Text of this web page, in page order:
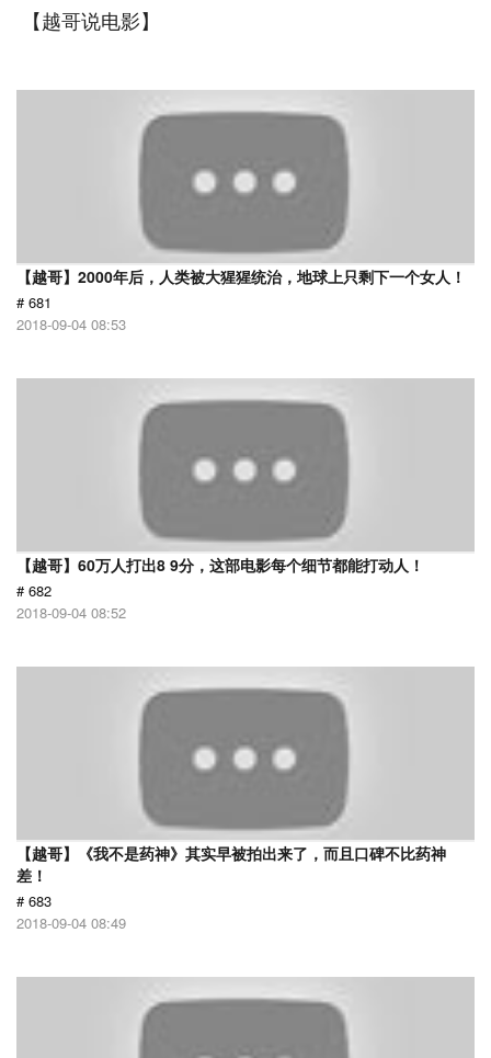
【越哥说电影】
【越哥】2000年后，人类被大猩猩统治，地球上只剩下一个女人！
# 681
2018-09-04 08:53
【越哥】60万人打出8 9分，这部电影每个细节都能打动人！
# 682
2018-09-04 08:52
【越哥】《我不是药神》其实早被拍出来了，而且口碑不比药神
差！
# 683
2018-09-04 08:49